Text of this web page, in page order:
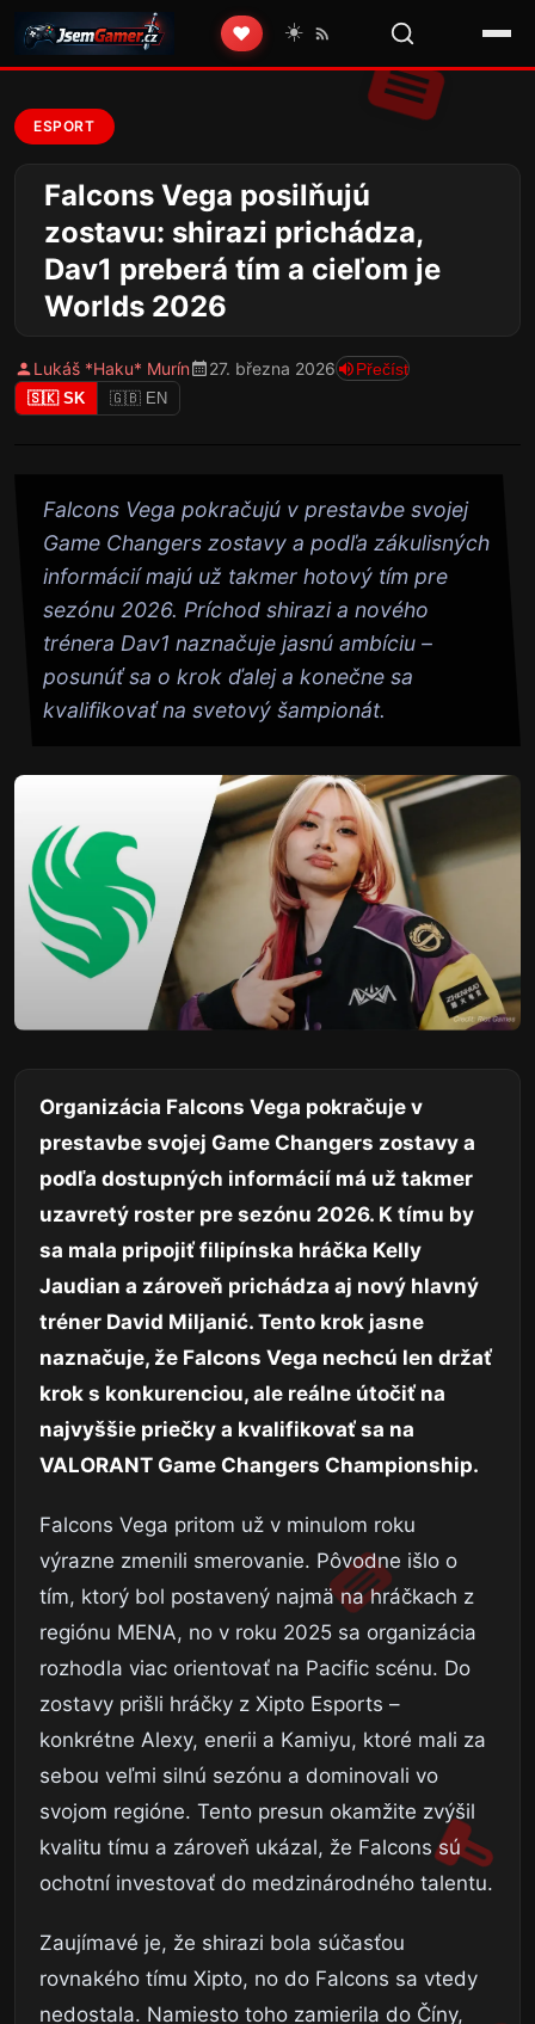
❤️ ☀️
ESPORT
Falcons Vega posilňujú
zostavu: shirazi prichádza,
Dav1 preberá tím a cieľom je
Worlds 2026
Lukáš *Haku* Murín 27. března 2026 Přečíst
🇸🇰 SK 🇬🇧 EN
Falcons Vega pokračujú v prestavbe svojej
Game Changers zostavy a podľa zákulisných
informácií majú už takmer hotový tím pre
sezónu 2026. Príchod shirazi a nového
trénera Dav1 naznačuje jasnú ambíciu –
posunúť sa o krok ďalej a konečne sa
kvalifikovať na svetový šampionát.
Organizácia Falcons Vega pokračuje v
prestavbe svojej Game Changers zostavy a
podľa dostupných informácií má už takmer
uzavretý roster pre sezónu 2026. K tímu by
sa mala pripojiť filipínska hráčka Kelly
Jaudian a zároveň prichádza aj nový hlavný
tréner David Miljanić. Tento krok jasne
naznačuje, že Falcons Vega nechcú len držať
krok s konkurenciou, ale reálne útočiť na
najvyššie priečky a kvalifikovať sa na
VALORANT Game Changers Championship.
Falcons Vega pritom už v minulom roku
výrazne zmenili smerovanie. Pôvodne išlo o
tím, ktorý bol postavený najmä na hráčkach z
regiónu MENA, no v roku 2025 sa organizácia
rozhodla viac orientovať na Pacific scénu. Do
zostavy prišli hráčky z Xipto Esports –
konkrétne Alexy, enerii a Kamiyu, ktoré mali za
sebou veľmi silnú sezónu a dominovali vo
svojom regióne. Tento presun okamžite zvýšil
kvalitu tímu a zároveň ukázal, že Falcons sú
ochotní investovať do medzinárodného talentu.
Zaujímavé je, že shirazi bola súčasťou
rovnakého tímu Xipto, no do Falcons sa vtedy
nedostala. Namiesto toho zamierila do Číny,